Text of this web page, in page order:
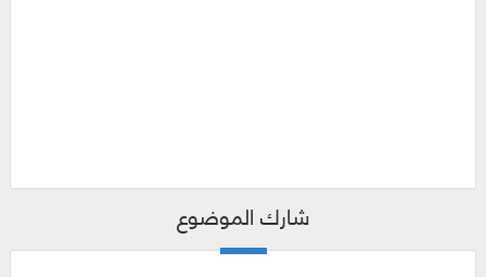
شارك الموضوع